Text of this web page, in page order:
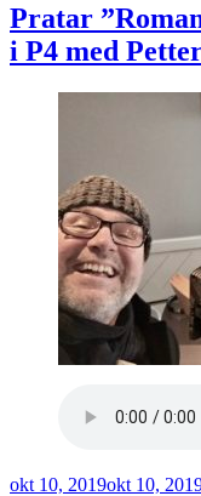
Pratar
i P4 med
Publicerat
okt 10, 2019okt 10,